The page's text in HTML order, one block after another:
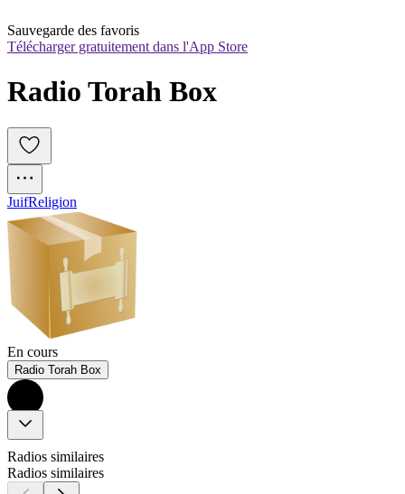
Sauvegarde des favoris
Télécharger gratuitement dans l'App Store
Radio Torah Box
JuifReligion
En cours
Radio Torah Box
Radios similaires
Radios similaires